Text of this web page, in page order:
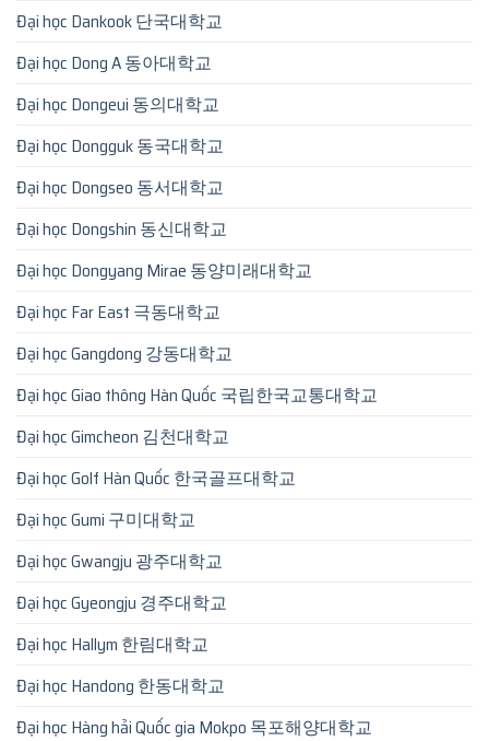
Đại học Dankook 단국대학교
Đại học Dong A 동아대학교
Đại học Dongeui 동의대학교
Đại học Dongguk 동국대학교
Đại học Dongseo 동서대학교
Đại học Dongshin 동신대학교
Đại học Dongyang Mirae 동양미래대학교
Đại học Far East 극동대학교
Đại học Gangdong 강동대학교
Đại học Giao thông Hàn Quốc 국립한국교통대학교
Đại học Gimcheon 김천대학교
Đại học Golf Hàn Quốc 한국골프대학교
Đại học Gumi 구미대학교
Đại học Gwangju 광주대학교
Đại học Gyeongju 경주대학교
Đại học Hallym 한림대학교
Đại học Handong 한동대학교
Đại học Hàng hải Quốc gia Mokpo 목포해양대학교